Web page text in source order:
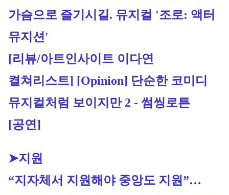
가슴으로 즐기시길. 뮤지컬 '조로: 액터
뮤지션'
[리뷰/아트인사이트 이다연
켤쳐리스트] [Opinion] 단순한 코미디
뮤지컬처럼 보이지만 2 - 썸씽로튼
[공연]
➤지원
“지자체서 지원해야 중앙도 지원”…